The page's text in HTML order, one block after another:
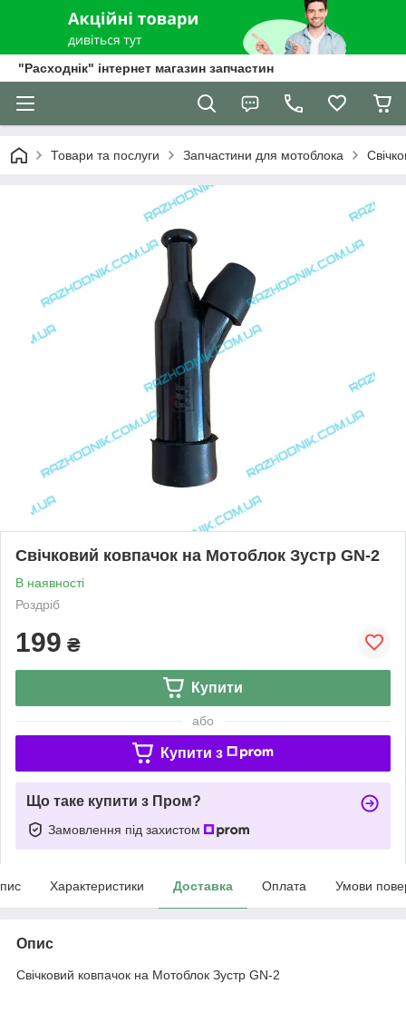
"Расходнік" інтернет магазин запчастин
Товари та послуги Запчастини для мотоблока
Свічковий ковпачок на Мотоблок Зустр GN-2
В наявності
Роздріб
199 ₴
Купити
або
Купити з
Що таке купити з Пром?
Замовлення під захистом
Характеристики Доставка Оплата Умови
Опис
Свічковий ковпачок на Мотоблок Зустр GN-2